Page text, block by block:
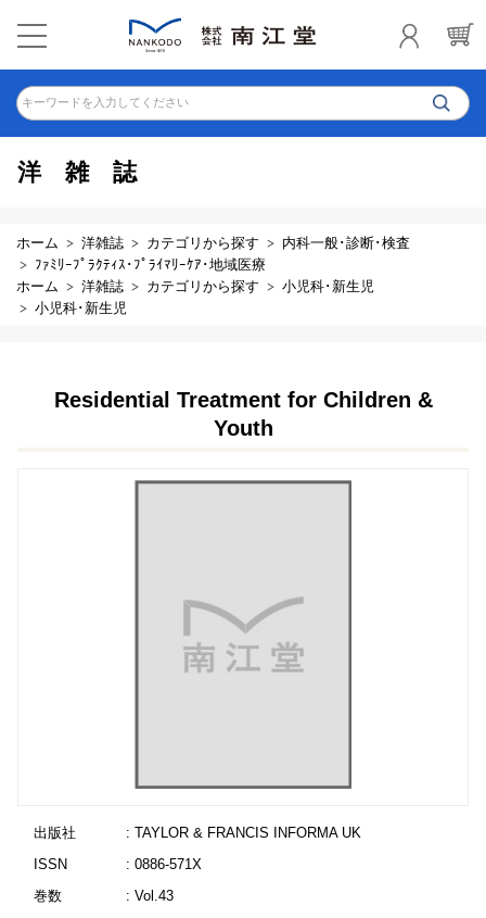
キーワードを入力してください
洋雑誌
ホーム 洋雑誌 カテゴリから探す
内科一般･診断･検査
ﾌｧﾐﾘｰﾌﾟﾗｸﾃｨｽ･ﾌﾟﾗｲﾏﾘｰｹｱ･地域医療
ホーム
洋雑誌 カテゴリから探す
小児科･新生児
小児科･新生児
Residential Treatment for Children &
Youth
出版社
: TAYLOR & FRANCIS INFORMA UK
ISSN
: 0886-571X
巻数
: Vol.43